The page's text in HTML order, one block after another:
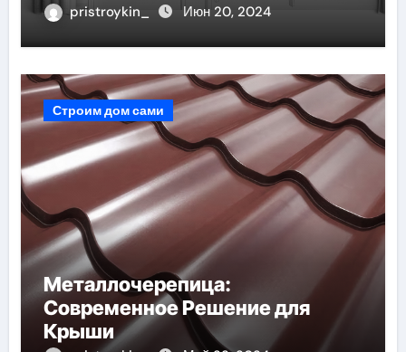
pristroykin_ Июн 20, 2024
Строим дом сами
Металлочерепица:
Современное Решение для
Крыши